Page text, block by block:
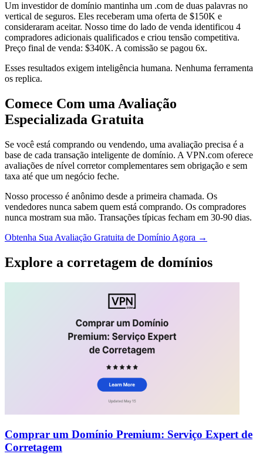
Um investidor de domínio mantinha um .com de duas palavras no
vertical de seguros. Eles receberam uma oferta de $150K e
consideraram aceitar. Nosso time do lado de venda identificou 4
compradores adicionais qualificados e criou tensão competitiva.
Preço final de venda: $340K. A comissão se pagou 6x.
Esses resultados exigem inteligência humana. Nenhuma ferramenta
os replica.
Comece Com uma Avaliação
Especializada Gratuita
Se você está comprando ou vendendo, uma avaliação precisa é a
base de cada transação inteligente de domínio. A VPN.com oferece
avaliações de nível corretor complementares sem obrigação e sem
taxa até que um negócio feche.
Nosso processo é anônimo desde a primeira chamada. Os
vendedores nunca sabem quem está comprando. Os compradores
nunca mostram sua mão. Transações típicas fecham em 30-90 dias.
Obtenha Sua Avaliação Gratuita de Domínio Agora →
Explore a corretagem de domínios
Comprar um Domínio Premium: Serviço Expert de
Corretagem